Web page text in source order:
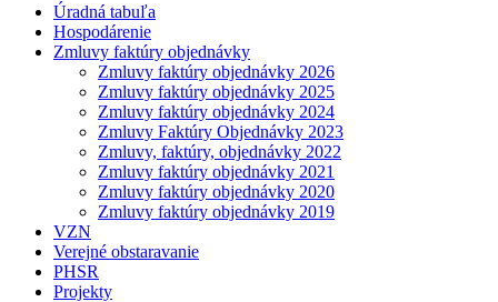
Úradná tabuľa
Hospodárenie
Zmluvy faktúry objednávky
Zmluvy faktúry objednávky 2026
Zmluvy faktúry objednávky 2025
Zmluvy faktúry objednávky 2024
Zmluvy Faktúry Objednávky 2023
Zmluvy, faktúry, objednávky 2022
Zmluvy faktúry objednávky 2021
Zmluvy faktúry objednávky 2020
Zmluvy faktúry objednávky 2019
VZN
Verejné obstaravanie
PHSR
Projekty